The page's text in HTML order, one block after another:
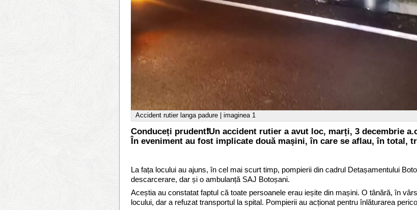
Accident rutier langa padure | imaginea 1
Conduceți prudent❗️Un accident rutier a avut loc, marți, 3 decembrie
În eveniment au fost implicate două mașini, în care se aflau, în total,
La fața locului au ajuns, în cel mai scurt timp, pompierii din cadrul Detașamentului
descarcerare, dar și o ambulanță SAJ Botoșani.
Aceștia au constatat faptul că toate persoanele erau ieșite din mașini. O tânără, în
locului, dar a refuzat transportul la spital. Pompierii au acționat pentru înlăturarea